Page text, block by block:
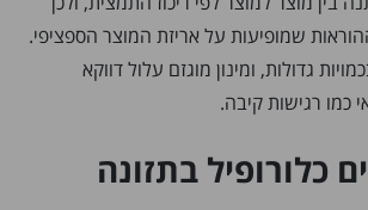
שמופיעות על אריזת המוצר הספציפי.
גדולות, ומינון מוגזם עלול דווקא
כמו רגישות קיבה.
כלורופיל בתזונה